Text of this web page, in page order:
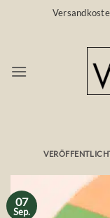
07
Sep.